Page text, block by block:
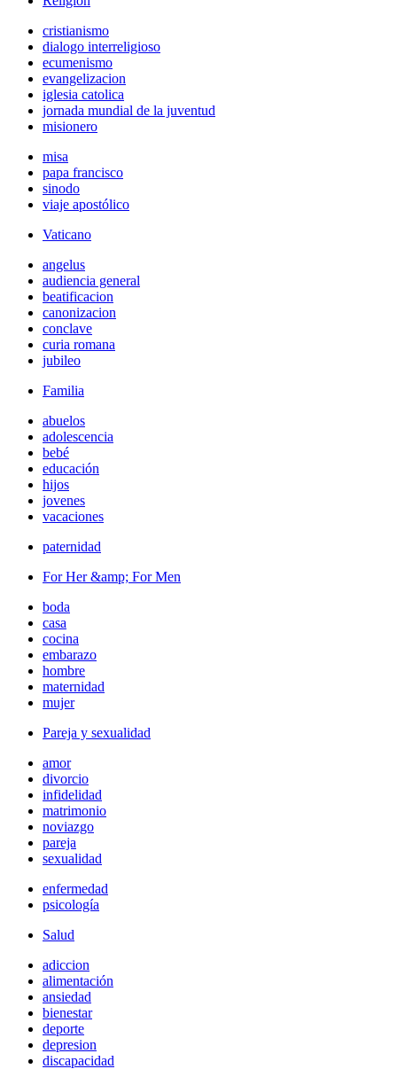
cristianismo
dialogo interreligioso
ecumenismo
evangelizacion
iglesia catolica
jornada mundial de la juventud
misionero
misa
papa francisco
sinodo
viaje apostólico
Vaticano
angelus
audiencia general
beatificacion
canonizacion
conclave
curia romana
jubileo
Familia
abuelos
adolescencia
bebé
educación
hijos
jovenes
vacaciones
paternidad
For Her &amp; For Men
boda
casa
cocina
embarazo
hombre
maternidad
mujer
Pareja y sexualidad
amor
divorcio
infidelidad
matrimonio
noviazgo
pareja
sexualidad
enfermedad
psicología
Salud
adiccion
alimentación
ansiedad
bienestar
deporte
depresion
discapacidad